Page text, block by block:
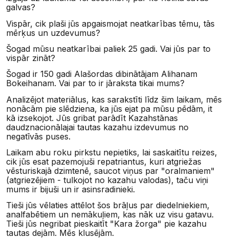
galvas?
Vispār, cik plaši jūs apgaismojat neatkarības tēmu, tās
mērķus un uzdevumus?
Šogad mūsu neatkarībai paliek 25 gadi. Vai jūs par to
vispār zināt?
Šogad ir 150 gadi Alašordas dibinātājam Alihanam
Bokeihanam. Vai par to ir jāraksta tikai mums?
Analizējot materiālus, kas sarakstīti līdz šim laikam, mēs
nonācām pie slēdziena, ka jūs ejat pa mūsu pēdām, it
kā izsekojot. Jūs gribat parādīt Kazahstānas
daudznacionālajai tautas kazahu izdevumus no
negatīvās puses.
Laikam abu roku pirkstu nepietiks, lai saskaitītu reizes,
cik jūs esat pazemojuši repatriantus, kuri atgriežas
vēsturiskajā dzimtenē, saucot viņus par "oralmaniem"
(atgriezējiem - tulkojot no kazahu valodas), taču viņi
mums ir bijuši un ir asinsradinieki.
Tieši jūs vēlaties attēlot šos brāļus par diedelniekiem,
analfabētiem un nemākuļiem, kas nāk uz visu gatavu.
Tieši jūs negribat pieskaitīt "Kara žorga" pie kazahu
tautas dejām. Mēs klusējām.